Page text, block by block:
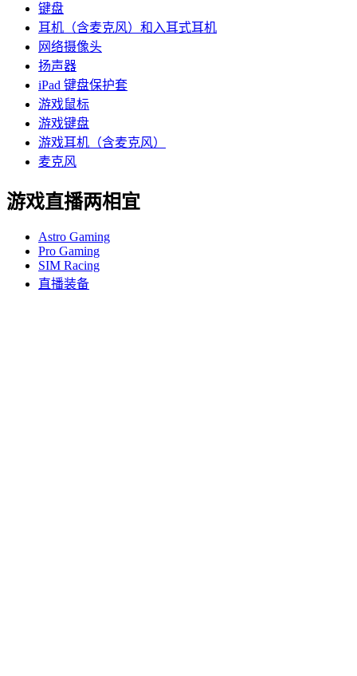
键盘
耳机（含麦克风）和入耳式耳机
网络摄像头
扬声器
iPad 键盘保护套
游戏鼠标
游戏键盘
游戏耳机（含麦克风）
麦克风
游戏直播两相宜
Astro Gaming
Pro Gaming
SIM Racing
直播装备